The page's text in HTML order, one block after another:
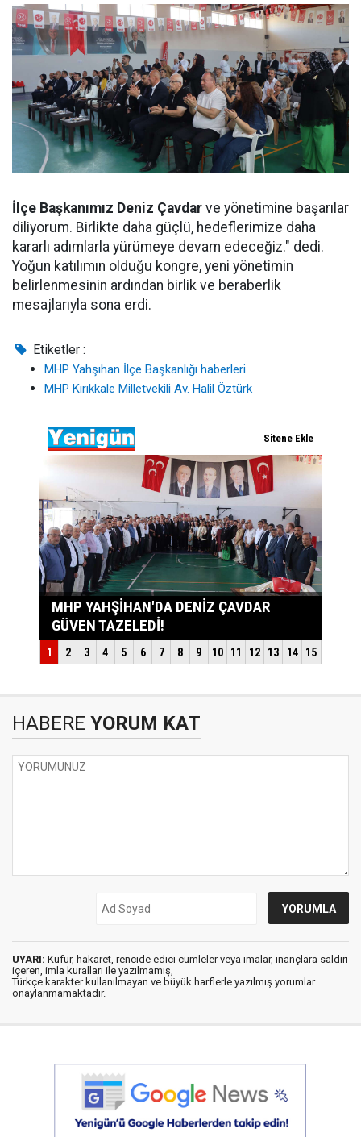
İlçe Başkanımız Deniz Çavdar ve yönetimine başarılar
diliyorum. Birlikte daha güçlü, hedeflerimize daha
kararlı adımlarla yürümeye devam edeceğiz." dedi.
Yoğun katılımın olduğu kongre, yeni yönetimin
belirlenmesinin ardından birlik ve beraberlik
mesajlarıyla sona erdi.
Etiketler :
MHP Yahşıhan İlçe Başkanlığı haberleri
MHP Kırıkkale Milletvekili Av. Halil Öztürk
HABERE YORUM KAT
UYARI: Küfür, hakaret, rencide edici cümleler veya imalar, inançlara saldırı
içeren, imla kuralları ile yazılmamış,
Türkçe karakter kullanılmayan ve büyük harflerle yazılmış yorumlar
onaylanmamaktadır.